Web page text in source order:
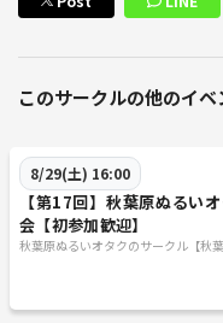
●０次会 1500円以内（Hub
居酒屋で考えております！
【人数】20人（スタッフは
るので言っ てくださいね 。
このサークルの他のイベ
8/29(土) 16:00
【第17回】秋葉原ぬるい
会【初参加歓迎】
秋葉原ぬるいオタクのサークル【秋